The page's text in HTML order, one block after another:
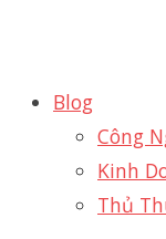
Blog
Công
Kinh
Thủ